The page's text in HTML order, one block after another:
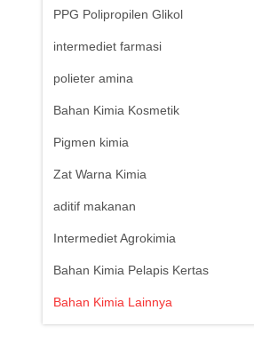
PPG Polipropilen Glikol
intermediet farmasi
polieter amina
Bahan Kimia Kosmetik
Pigmen kimia
Zat Warna Kimia
aditif makanan
Intermediet Agrokimia
Bahan Kimia Pelapis Kertas
Bahan Kimia Lainnya